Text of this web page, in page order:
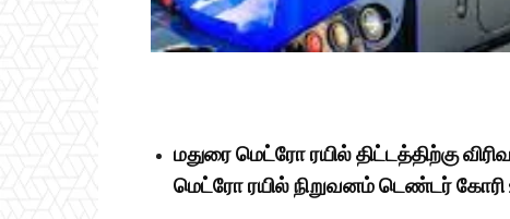
மதுரை மெட்ரோ ரயில் திட்டத்திற்கு
மெட்ரோ ரயில் நிறுவனம் டெண்டர் கோரி